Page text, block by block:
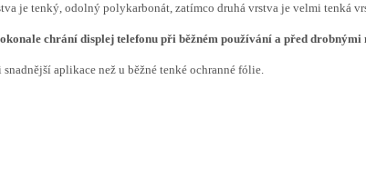
je tenký, odolný polykarbonát, zatímco druhá vrstva je velmi tenká
chrání displej telefonu při běžném používání a před drobnými
snadnější aplikace než u běžné tenké ochranné fólie.